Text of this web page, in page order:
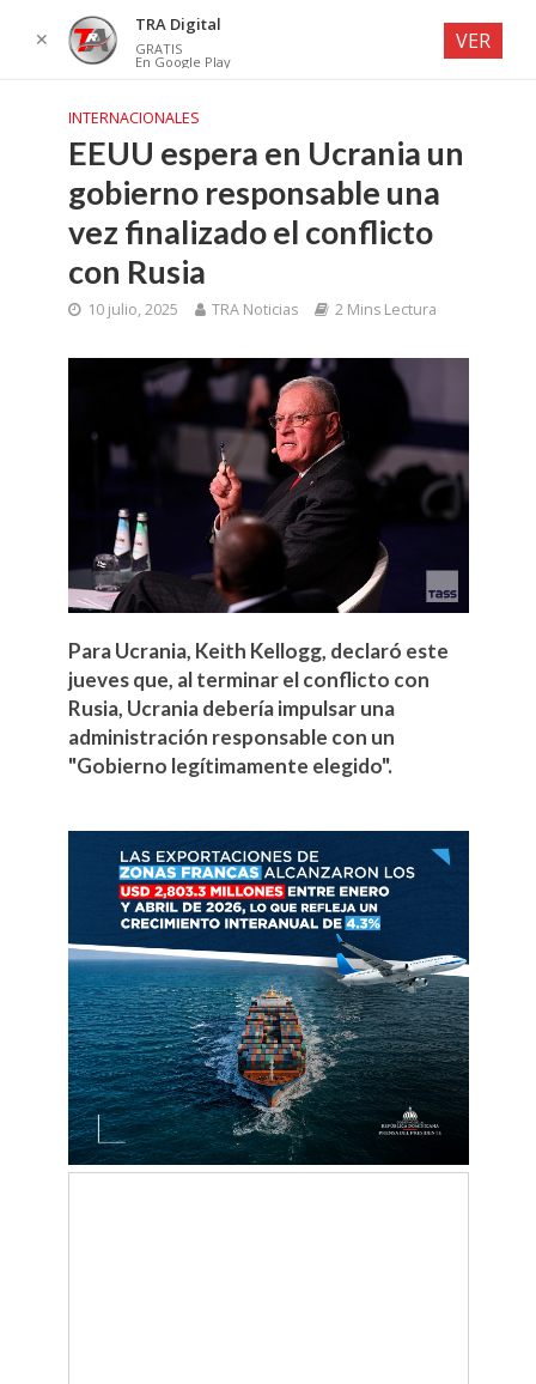
INTERNACIONALES
EEUU espera en Ucrania un
gobierno responsable una
vez finalizado el conflicto
con Rusia
10 julio, 2025 TRA Noticias 2 Mins Lectura
Para Ucrania, Keith Kellogg, declaró este
jueves que, al terminar el conflicto con
Rusia, Ucrania debería impulsar una
administración responsable con un
"Gobierno legítimamente elegido".
✕
TRA Digital
GRATIS
En Google Play
VER